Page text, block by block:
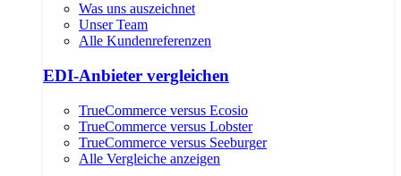
Was uns auszeichnet
Unser Team
Alle Kundenreferenzen
EDI-Anbieter vergleichen
TrueCommerce versus Ecosio
TrueCommerce versus Lobster
TrueCommerce versus Seeburger
Alle Vergleiche anzeigen